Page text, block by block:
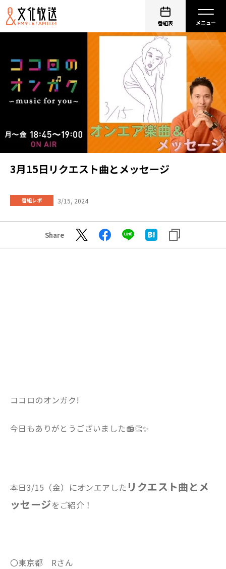
番組表
3月15日リクエスト曲とメッセージ
番組レポ 3/15, 2024
Share
ココロのオンガク!
今日もありがとうございました📻👏✨
本日3/15（金）にオンエアした リクエスト曲とメ
ッセージをご紹介！
〇東京都 Rさん